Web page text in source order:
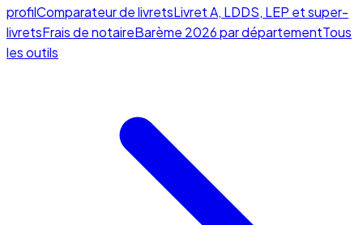
profilComparateur de livretsLivret A, LDDS, LEP et super-
livretsFrais de notaireBarème 2026 par départementTous
les outils